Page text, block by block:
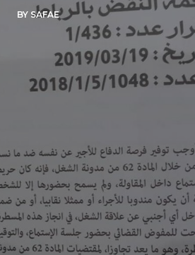
BY SAFAE